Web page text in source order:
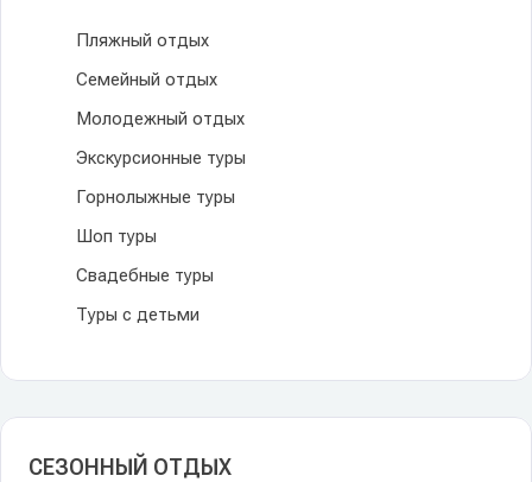
Пляжный отдых
Семейный отдых
Молодежный отдых
Экскурсионные туры
Горнолыжные туры
Шоп туры
Свадебные туры
Туры с детьми
СЕЗОННЫЙ ОТДЫХ